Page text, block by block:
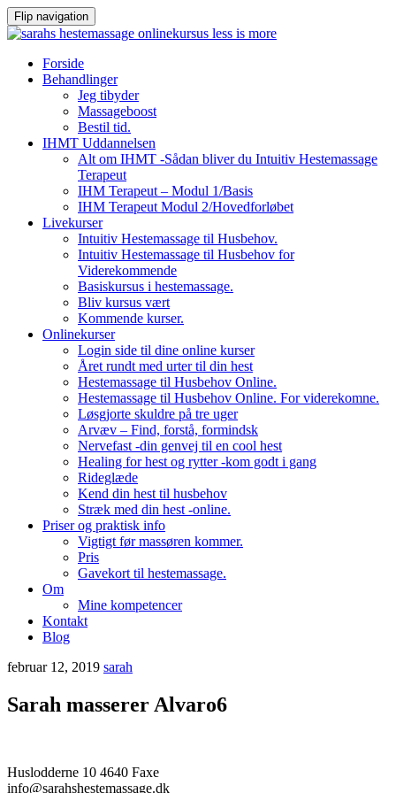
Flip navigation
VidereForside
Behandlinger
Jeg tibyder
Massageboost
Bestil tid.
IHMT Uddannelsen
Alt om IHMT -Sådan bliver du Intuitiv Hestemassage
Terapeut
IHM Terapeut – Modul 1/Basis
IHM Terapeut Modul 2/Hovedforløbet
Livekurser
Intuitiv Hestemassage til Husbehov.
Intuitiv Hestemassage til Husbehov for
Viderekommende
Basiskursus i hestemassage.
Bliv kursus vært
Kommende kurser.
Onlinekurser
Login side til dine online kurser
Året rundt med urter til din hest
Hestemassage til Husbehov Online.
Hestemassage til Husbehov Online. For viderekomne.
Løsgjorte skuldre på tre uger
Arvæv – Find, forstå, formindsk
Nervefast -din genvej til en cool hest
Healing for hest og rytter -kom godt i gang
Rideglæde
Kend din hest til husbehov
Stræk med din hest -online.
Priser og praktisk info
Vigtigt før massøren kommer.
Pris
Gavekort til hestemassage.
Om
Mine kompetencer
Kontakt
Blog
februar 12, 2019 sarah
Sarah masserer Alvaro6
Huslodderne 10 4640 Faxe
info@sarahshestemassage.dk